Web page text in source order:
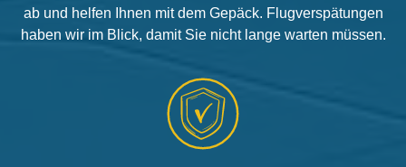
ab und helfen Ihnen mit dem Gepäck. Flugverspätungen
haben wir im Blick, damit Sie nicht lange warten müssen.